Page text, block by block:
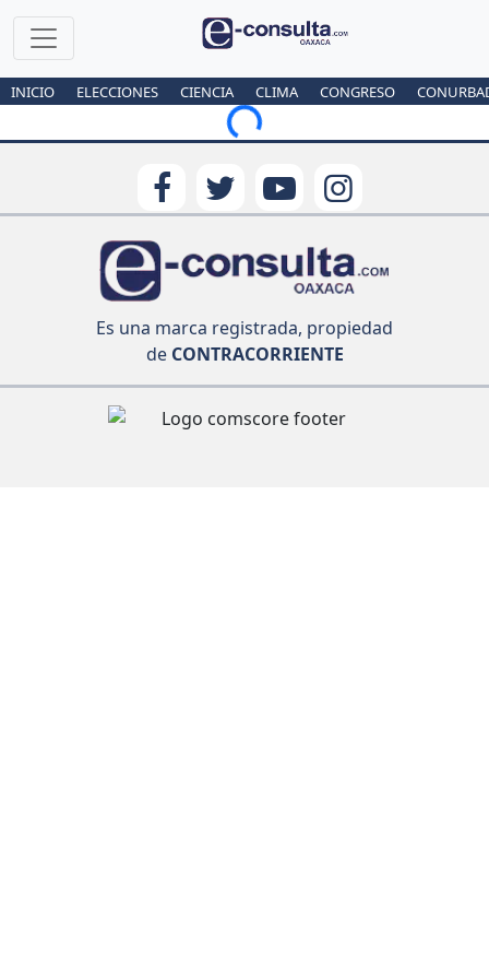
INICIO ELECCIONES CIENCIA CLIMA CONGRESO
Loading...
Es una marca registrada, propiedad
deCONTRACORRIENTE